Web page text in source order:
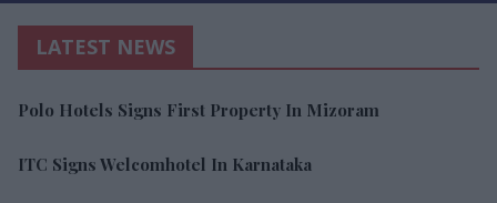
LATEST NEWS
Polo Hotels Signs First Property In Mizoram
ITC Signs Welcomhotel In Karnataka